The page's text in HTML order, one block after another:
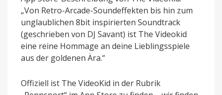
„Von Retro-Arcade-Soundeffekten bis hin zum
unglaublichen 8bit inspirierten Soundtrack
(geschrieben von DJ Savant) ist The Videokid
eine reine Hommage an deine Lieblingsspiele
aus der goldenen Ära.“
Offiziell ist The VideoKid in der Rubrik